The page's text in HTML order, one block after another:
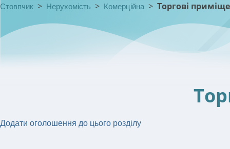
Стовпчик > Нерухомість > Комерційна> Торгові
Додати оголошення до цього розділу